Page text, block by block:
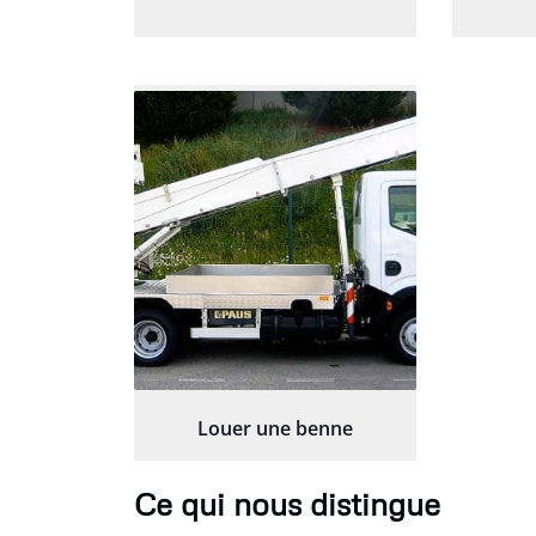
Louer une benne
Ce qui nous distingue